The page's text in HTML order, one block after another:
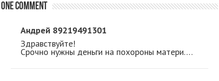
One comment
Андрей 89219491301
Здравствуйте!
Срочно нужны деньги на похороны матери….